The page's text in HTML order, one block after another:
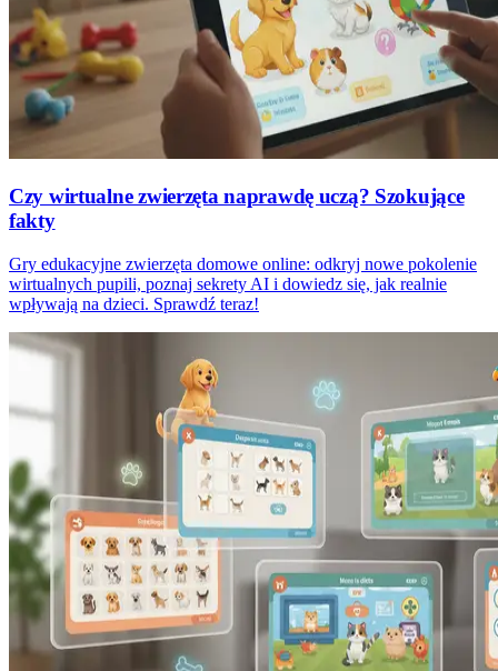
Czy wirtualne zwierzęta naprawdę uczą? Szokujące
fakty
Gry edukacyjne zwierzęta domowe online: odkryj nowe pokolenie
wirtualnych pupili, poznaj sekrety AI i dowiedz się, jak realnie
wpływają na dzieci. Sprawdź teraz!